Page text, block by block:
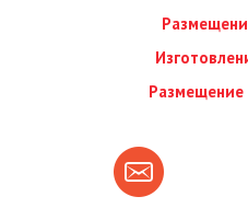
Размещение